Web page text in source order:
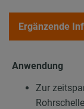
Ergänzende
Anwendung
Zur